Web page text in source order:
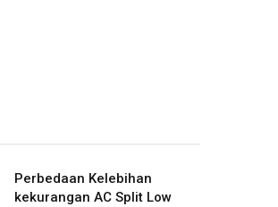
Perbedaan Kelebihan
kekurangan AC Split Low